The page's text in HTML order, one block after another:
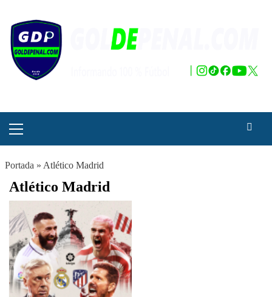
contenido
principal
Portada » Atlético Madrid
Atlético Madrid